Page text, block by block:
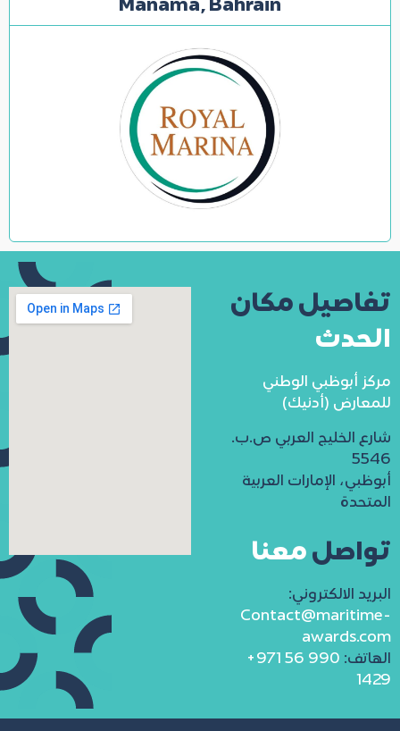
Manama, Bahrain
تفاصيل مكان
الحدث
مركز أبوظبي الوطني
للمعارض (أدنيك)
شارع الخليج العربي ص.ب.
5546
أبوظبي، الإمارات العربية
المتحدة
تواصلمعنا
البريد الالكتروني:
Contact@maritime-
awards.com
الهاتف: +971 56 990
1429